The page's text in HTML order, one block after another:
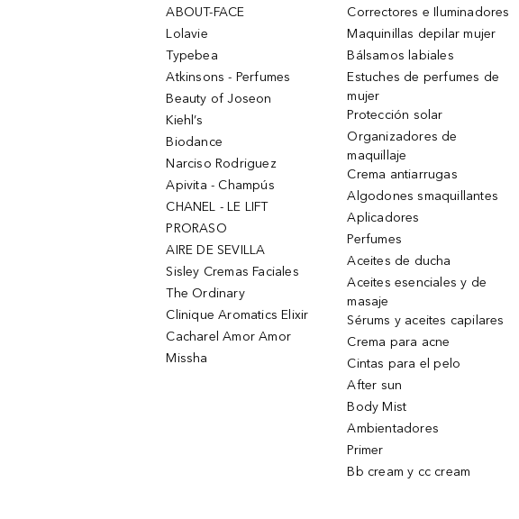
ABOUT-FACE
Lolavie
Typebea
Atkinsons - Perfumes
Beauty of Joseon
Kiehl’s
Biodance
Narciso Rodriguez
Apivita - Champús
CHANEL - LE LIFT
PRORASO
AIRE DE SEVILLA
Sisley Cremas Faciales
The Ordinary
Clinique Aromatics Elixir
Cacharel Amor Amor
Missha
Correctores e Iluminadores
Maquinillas depilar mujer
Bálsamos labiales
Estuches de perfumes de
mujer
Protección solar
Organizadores de
maquillaje
Crema antiarrugas
Algodones smaquillantes
Aplicadores
Perfumes
Aceites de ducha
Aceites esenciales y de
masaje
Sérums y aceites capilares
Crema para acne
Cintas para el pelo
After sun
Body Mist
Ambientadores
Primer
Bb cream y cc cream